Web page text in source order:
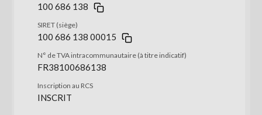
100 686 138
SIRET (siège)
100 686 138 00015
N° de TVA intracommunautaire (à titre indicatif)
FR38100686138
Inscription au RCS
INSCRIT